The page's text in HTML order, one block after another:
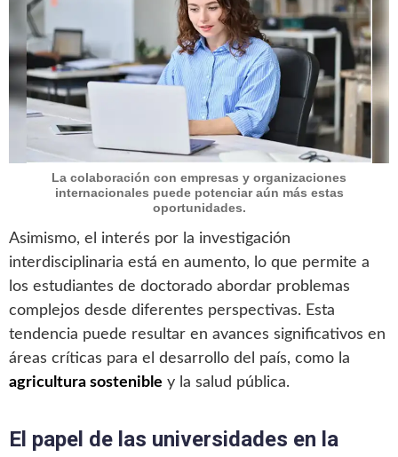
La colaboración con empresas y organizaciones
internacionales puede potenciar aún más estas
oportunidades.
Asimismo, el interés por la investigación
interdisciplinaria está en aumento, lo que permite a
los estudiantes de doctorado abordar problemas
complejos desde diferentes perspectivas. Esta
tendencia puede resultar en avances significativos en
áreas críticas para el desarrollo del país, como la
agricultura sostenible y la salud pública.
El papel de las universidades en la